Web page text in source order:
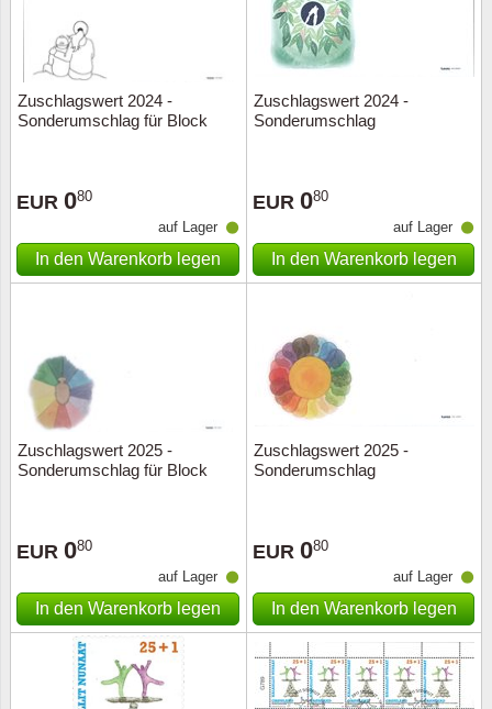
Zuschlagswert 2024 -
Sonderumschlag für Block
EUR 080
auf Lager
In den Warenkorb legen
Zuschlagswert 2024 -
Sonderumschlag
EUR 080
auf Lager
In den Warenkorb legen
Zuschlagswert 2025 -
Sonderumschlag für Block
EUR 080
auf Lager
In den Warenkorb legen
Zuschlagswert 2025 -
Sonderumschlag
EUR 080
auf Lager
In den Warenkorb legen